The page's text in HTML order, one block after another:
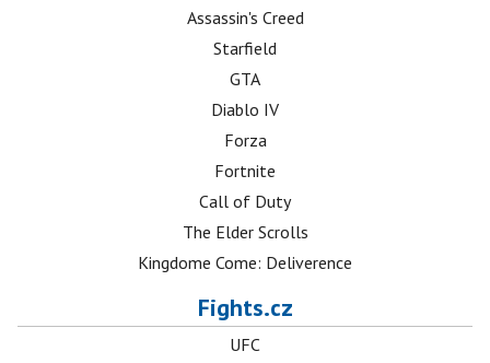
Assassin's Creed
Starfield
GTA
Diablo IV
Forza
Fortnite
Call of Duty
The Elder Scrolls
Kingdome Come: Deliverence
Fights.cz
UFC